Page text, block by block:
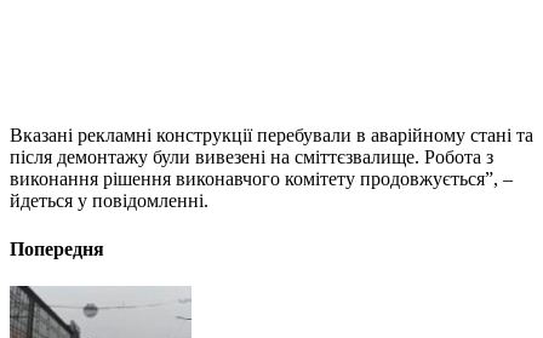
Вказані рекламні конструкції перебували в аварійному стані та
після демонтажу були вивезені на сміттєзвалище. Робота з
виконання рішення виконавчого комітету продовжується”, –
йдеться у повідомленні.
Попередня